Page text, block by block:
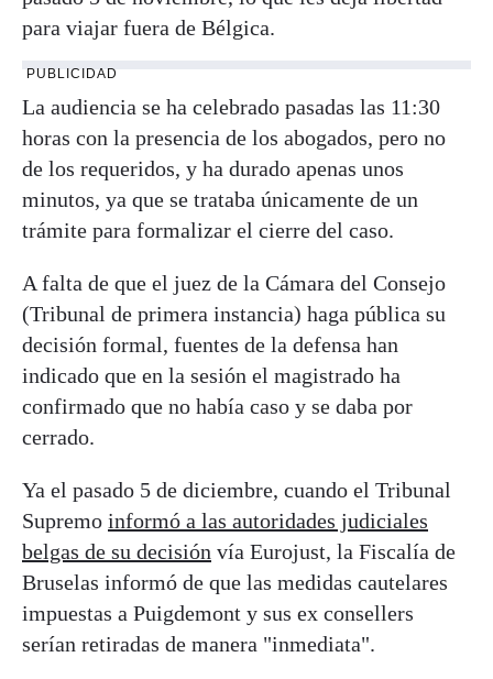
para viajar fuera de Bélgica.
PUBLICIDAD
La audiencia se ha celebrado pasadas las 11:30
horas con la presencia de los abogados, pero no
de los requeridos, y ha durado apenas unos
minutos, ya que se trataba únicamente de un
trámite para formalizar el cierre del caso.
A falta de que el juez de la Cámara del Consejo
(Tribunal de primera instancia) haga pública su
decisión formal, fuentes de la defensa han
indicado que en la sesión el magistrado ha
confirmado que no había caso y se daba por
cerrado.
Ya el pasado 5 de diciembre, cuando el Tribunal
Supremo informó a las autoridades judiciales
belgas de su decisión vía Eurojust, la Fiscalía de
Bruselas informó de que las medidas cautelares
impuestas a Puigdemont y sus ex consellers
serían retiradas de manera "inmediata".